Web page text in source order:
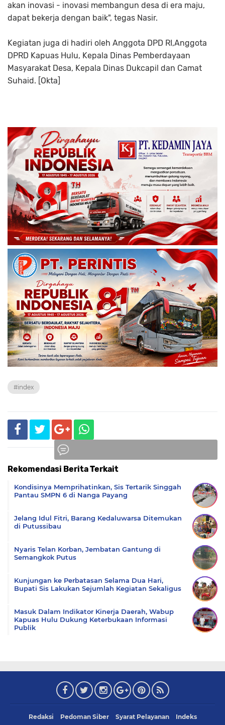
akan inovasi - inovasi membangun desa di era maju,
dapat bekerja dengan baik", tegas Nasir.
Kegiatan juga di hadiri oleh Anggota DPD RI,Anggota
DPRD Kapuas Hulu, Kepala Dinas Pemberdayaan
Masyarakat Desa, Kepala Dinas Dukcapil dan Camat
Suhaid. [Okta]
#index
Rekomendasi Berita Terkait
Kondisinya Memprihatinkan, Sis Tertarik Singgah
Pantau SMPN 6 di Nanga Payang
Jelang Idul Fitri, Barang Kedaluwarsa Ditemukan
di Putussibau
Nyaris Telan Korban, Jembatan Gantung di
Semangkok Putus
Kunjungan ke Perbatasan Selama Dua Hari,
Bupati Sis Lakukan Sejumlah Kegiatan Sekaligus
Masuk Dalam Indikator Kinerja Daerah, Wabup
Kapuas Hulu Dukung Keterbukaan Informasi
Publik
Redaksi Pedoman Siber Syarat Pelayanan Indeks